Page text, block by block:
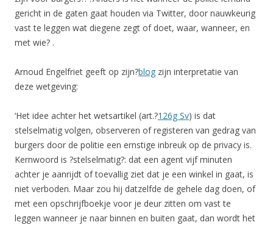
gericht in de gaten gaat houden via Twitter, door nauwkeurig
vast te leggen wat diegene zegt of doet, waar, wanneer, en
met wie? .
Arnoud Engelfriet geeft op zijn?blog zijn interpretatie van
deze wetgeving:
‘Het idee achter het wetsartikel (art.?126g Sv) is dat
stelselmatig volgen, observeren of registeren van gedrag van
burgers door de politie een ernstige inbreuk op de privacy is.
Kernwoord is ?stelselmatig?: dat een agent vijf minuten
achter je aanrijdt of toevallig ziet dat je een winkel in gaat, is
niet verboden. Maar zou hij datzelfde de gehele dag doen, of
met een opschrijfboekje voor je deur zitten om vast te
leggen wanneer je naar binnen en buiten gaat, dan wordt het